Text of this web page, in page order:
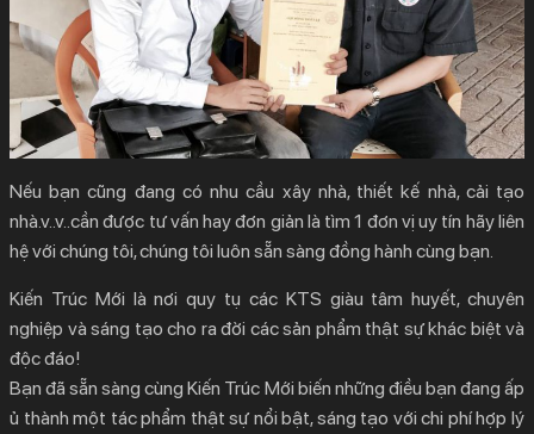
Nếu bạn cũng đang có nhu cầu xây nhà, thiết kế nhà, cải tạo
nhà.v..v..cần được tư vấn hay đơn giản là tìm 1 đơn vị uy tín hãy liên
hệ với chúng tôi, chúng tôi luôn sẵn sàng đồng hành cùng bạn.
Kiến Trúc Mới là nơi quy tụ các KTS giàu tâm huyết, chuyên
nghiệp và sáng tạo cho ra đời các sản phẩm thật sự khác biệt và
độc đáo!
Bạn đã sẵn sàng cùng Kiến Trúc Mới biến những điều bạn đang ấp
ủ thành một tác phẩm thật sự nổi bật, sáng tạo với chi phí hợp lý